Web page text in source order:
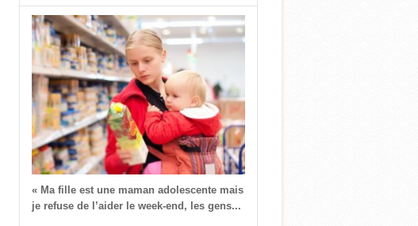
« Ma fille est une maman adolescente mais
je refuse de l’aider le week-end, les gens...